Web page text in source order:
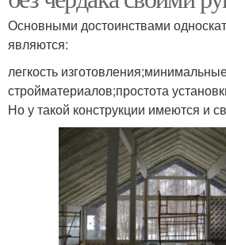
Основными достоинствами
являются:
легкость
стройматериалов;простота
Но у такой конструкции имеются и